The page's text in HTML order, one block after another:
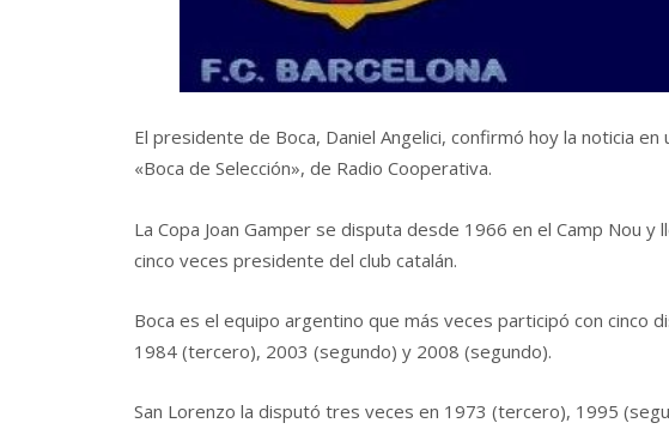
El presidente de Boca, Daniel Angelici, confirmó hoy la noticia
«Boca de Selección», de Radio Cooperativa.
La Copa Joan Gamper se disputa desde 1966 en el Camp Nou
cinco veces presidente del club catalán.
Boca es el equipo argentino que más veces participó con cinco
1984 (tercero), 2003 (segundo) y 2008 (segundo).
San Lorenzo la disputó tres veces en 1973 (tercero), 1995